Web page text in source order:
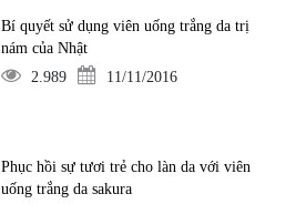
Bí quyết sử dụng viên uống trắng da trị
nám của Nhật
2.989
11/11/2016
Phục hồi sự tươi trẻ cho làn da với viên
uống trắng da sakura